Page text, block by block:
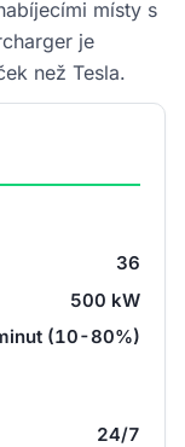
místy s
je
než Tesla.
36
500 kW
(10-80%)
24/7